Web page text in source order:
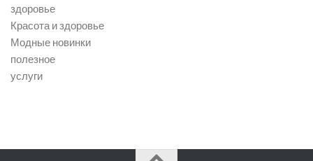
здоровье
Красота и здоровье
Модные новинки
полезное
услуги